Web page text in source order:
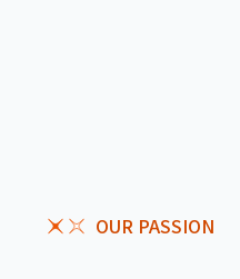
OUR PASSION